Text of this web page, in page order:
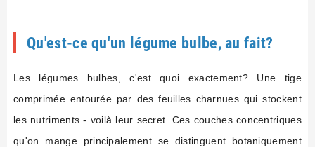
Qu'est-ce qu'un légume bulbe, au fait?
Les légumes bulbes, c'est quoi exactement? Une tige
comprimée entourée par des feuilles charnues qui stockent
les nutriments - voilà leur secret. Ces couches concentriques
qu'on mange principalement se distinguent botaniquement